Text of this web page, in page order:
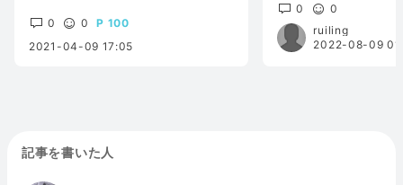
0 0
100
2021-04-09 17:05
0
0
ruiling
2022-08-09
記事を書いた人